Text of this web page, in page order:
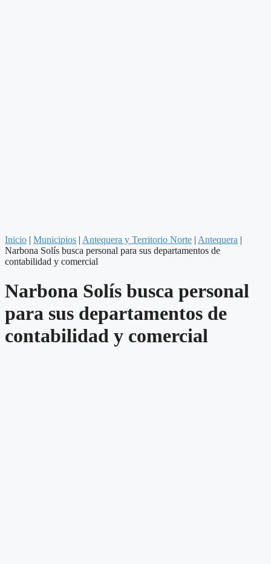
Inicio | Municipios | Antequera y Territorio Norte | Antequera |
Narbona Solís busca personal para sus departamentos de
contabilidad y comercial
Narbona Solís busca personal
para sus departamentos de
contabilidad y comercial